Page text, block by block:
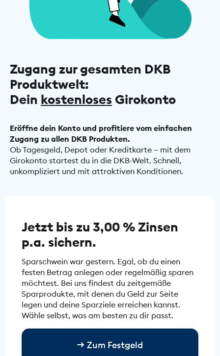
Zugang zur gesamten DKB
Produktwelt:
Dein kostenloses Girokonto
Eröffne dein Konto und profitiere vom einfachen
Zugang zu allen DKB Produkten.
Ob Tagesgeld, Depot oder Kreditkarte – mit dem
Girokonto startest du in die DKB-Welt. Schnell,
unkompliziert und mit attraktiven Konditionen.
Jetzt bis zu 3,00 % Zinsen
p.a. sichern.
Sparschwein war gestern. Egal, ob du einen
festen Betrag anlegen oder regelmäßig sparen
möchtest. Bei uns findest du zeitgemäße
Sparprodukte, mit denen du Geld zur Seite
legen und deine Sparziele erreichen kannst.
Wähle selbst, was am besten zu dir passt.
Zum Festgeld